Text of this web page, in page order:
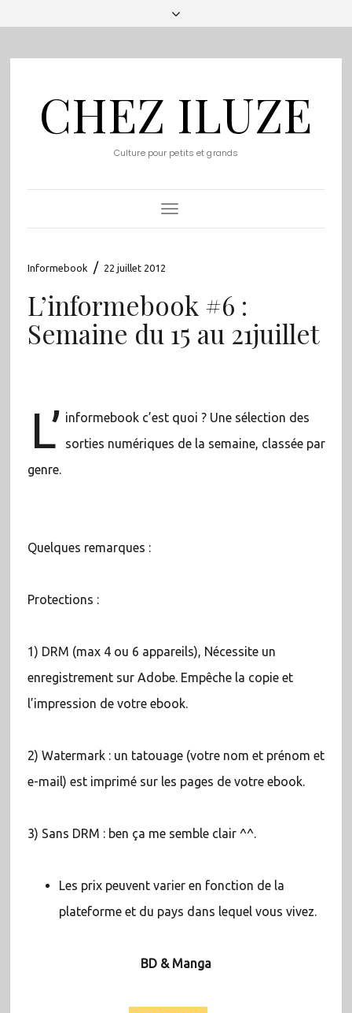
CHEZ ILUZE
Culture pour petits et grands
Toggle
Navigation
Informebook / 22 juillet 2012
L’informebook #6 :
Semaine du 15 au 21juillet
L’ informebook c’est quoi ? Une sélection des
sorties numériques de la semaine, classée par
genre.
Quelques remarques :
Protections :
1) DRM (max 4 ou 6 appareils), Nécessite un
enregistrement sur Adobe. Empêche la copie et
l’impression de votre ebook.
2) Watermark : un tatouage (votre nom et prénom et
e-mail) est imprimé sur les pages de votre ebook.
3) Sans DRM : ben ça me semble clair ^^.
Les prix peuvent varier en fonction de la
plateforme et du pays dans lequel vous vivez.
BD & Manga